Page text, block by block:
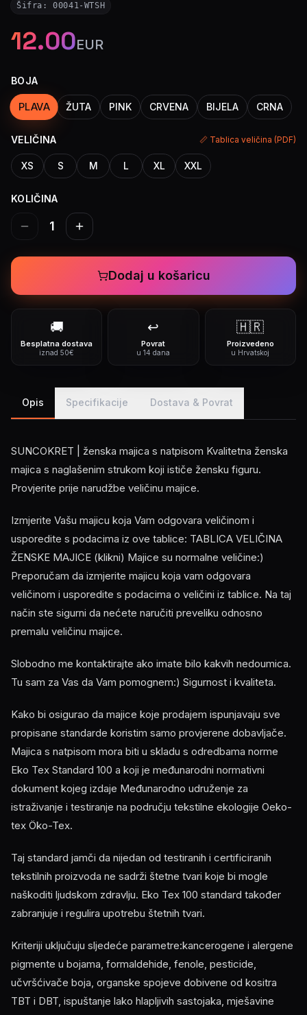
Šifra:00041-WTSH
12.00EUR
BOJA
PLAVA ŽUTA PINK CRVENA BIJELA CRNA
VELIČINA 📏 Tablica veličina (PDF)
XS S M L XL XXL
KOLIČINA
1
Dodaj u košaricu
🚚
Besplatna dostava
iznad 50€
↩️
Povrat
u 14 dana
🇭🇷
Proizvedeno
u Hrvatskoj
Opis Specifikacije Dostava & Povrat
SUNCOKRET | ženska majica s natpisom Kvalitetna ženska
majica s naglašenim strukom koji ističe žensku figuru.
Provjerite prije narudžbe veličinu majice.
Izmjerite Vašu majicu koja Vam odgovara veličinom i
usporedite s podacima iz ove tablice: TABLICA VELIČINA
ŽENSKE MAJICE (klikni) Majice su normalne veličine:)
Preporučam da izmjerite majicu koja vam odgovara
veličinom i usporedite s podacima o veličini iz tablice. Na taj
način ste sigurni da nećete naručiti preveliku odnosno
premalu veličinu majice.
Slobodno me kontaktirajte ako imate bilo kakvih nedoumica.
Tu sam za Vas da Vam pomognem:) Sigurnost i kvaliteta.
Kako bi osigurao da majice koje prodajem ispunjavaju sve
propisane standarde koristim samo provjerene dobavljače.
Majica s natpisom mora biti u skladu s odredbama norme
Eko Tex Standard 100 a koji je međunarodni normativni
dokument kojeg izdaje Međunarodno udruženje za
istraživanje i testiranje na području tekstilne ekologije Oeko-
tex Öko-Tex.
Taj standard jamči da nijedan od testiranih i certificiranih
tekstilnih proizvoda ne sadrži štetne tvari koje bi mogle
naškoditi ljudskom zdravlju. Eko Tex 100 standard također
zabranjuje i regulira upotrebu štetnih tvari.
Kriteriji uključuju sljedeće parametre:kancerogene i alergene
pigmente u bojama, formaldehide, fenole, pesticide,
učvršćivače boja, organske spojeve dobivene od kositra
TBT i DBT, ispuštanje lako hlapljivih sastojaka, mješavine